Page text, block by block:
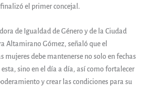
el primer concejal.
de Igualdad de Género y de la Ciudad
Altamirano Gómez, señaló que el
mujeres debe mantenerse no solo en fechas
sino en el día a día, así como fortalecer
y crear las condiciones para su